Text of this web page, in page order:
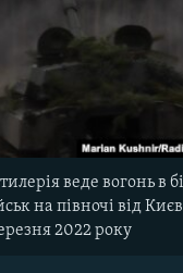
веде вогонь в
на півночі від
2022 року